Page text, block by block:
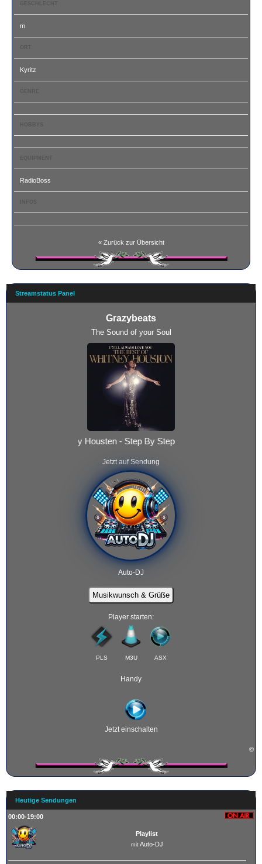
Streamstatus Panel
Grazybeats
The Sound of your Soul
Whitney Housten - Step By Step
Jetzt auf Sendung
Auto-DJ
Musikwunsch & Grüße
Player starten:
PLS M3U ASX
Handy
Jetzt einschalten
©
Heutige Sendungen
00:00-19:00
Playlist
mitAuto-DJ
m
Kyritz
RadioBoss
« Zurück zur Übersicht